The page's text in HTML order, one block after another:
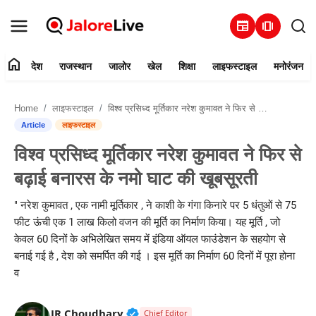
newspaper amp_stories
संपर्क करें
देश
जालोर
खेल
शिक्षा
home देश राजस्थान जालोर खेल शिक्षा लाइफस्टाइल मनोरंजन
Home लाइफस्टाइल विश्व प्रसिध्द मूर्तिकार नरेश कुमावत ने फिर से बढ़ाई बनारस के नमो घाट की खूबसूरती
Article लाइफस्टाइल
विश्व प्रसिध्द मूर्तिकार नरेश कुमावत ने फिर से
बढ़ाई बनारस के नमो घाट की खूबसूरती
" नरेश कुमावत , एक नामी मूर्तिकार , ने काशी के गंगा किनारे पर 5 धंतुओं से 75
फीट ऊंची एक 1 लाख किलो वजन की मूर्ति का निर्माण किया। यह मूर्ति , जो
केवल 60 दिनों के अभिलेखित समय में इंडिया ऑयल फाउंडेशन के सहयोग से
बनाई गई है , देश को समर्पित की गई । इस मूर्ति का निर्माण 60 दिनों में पूरा होना
व
JR Choudhary Verified Public Figure • 30 Mar,
Chief Editor